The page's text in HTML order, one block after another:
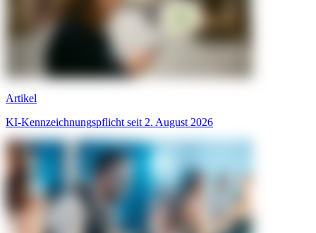
Artikel
KI-Kennzeichnungspflicht seit 2. August 2026